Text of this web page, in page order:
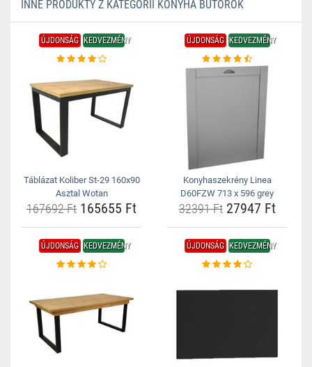
INNE PRODUKTY Z KATEGORII KONYHA BÚTOROK
ÚJDONSÁG KEDVEZMÉNY
Táblázat Koliber St-29 160x90
Asztal Wotan
167692 Ft 165655 Ft
ÚJDONSÁG KEDVEZMÉNY
Konyhaszekrény Linea
D60FZW 713 x 596 grey
32391 Ft27947 Ft
ÚJDONSÁG KEDVEZMÉNY ÚJDONSÁG KEDVEZMÉNY